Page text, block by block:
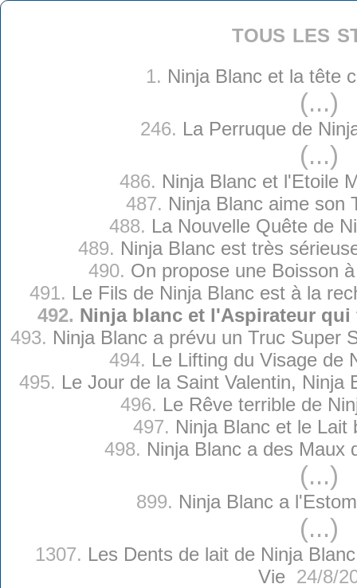
tous les
1. Ninja Blanc et la tête
(...)
246. La Perruque de
(...)
486. Ninja Blanc et l'Etoile
487. Ninja Blanc aime son
488. La Nouvelle Quête de
489. Ninja Blanc est très
490. On propose une Boisson
491. Le Fils de Ninja Blanc est à la
492. Ninja blanc et l'Aspirateur
493. Ninja Blanc a prévu un Truc Super
494. Le Lifting du Visage de
495. Le Jour de la Saint Valentin, Ninja
496. Le Rêve terrible de
497. Ninja Blanc et le Lait
498. Ninja Blanc a des Maux
(...)
899. Ninja Blanc a
(...)
1307. Les Dents de lait de Ninja
Vie24/8/